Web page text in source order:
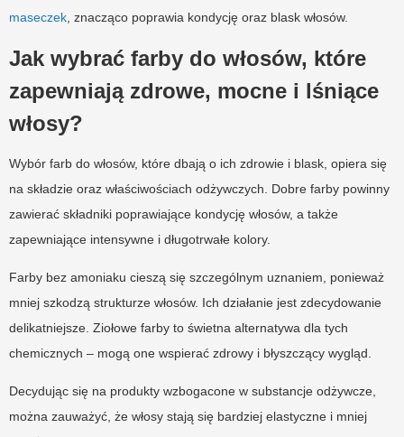
maseczek , znacząco poprawia kondycję oraz blask włosów.
Jak wybrać farby do włosów, które
zapewniają zdrowe, mocne i lśniące
włosy?
Wybór farb do włosów, które dbają o ich zdrowie i blask, opiera się
na składzie oraz właściwościach odżywczych. Dobre farby powinny
zawierać składniki poprawiające kondycję włosów, a także
zapewniające intensywne i długotrwałe kolory.
Farby bez amoniaku cieszą się szczególnym uznaniem, ponieważ
mniej szkodzą strukturze włosów. Ich działanie jest zdecydowanie
delikatniejsze. Ziołowe farby to świetna alternatywa dla tych
chemicznych – mogą one wspierać zdrowy i błyszczący wygląd.
Decydując się na produkty wzbogacone w substancje odżywcze,
można zauważyć, że włosy stają się bardziej elastyczne i mniej